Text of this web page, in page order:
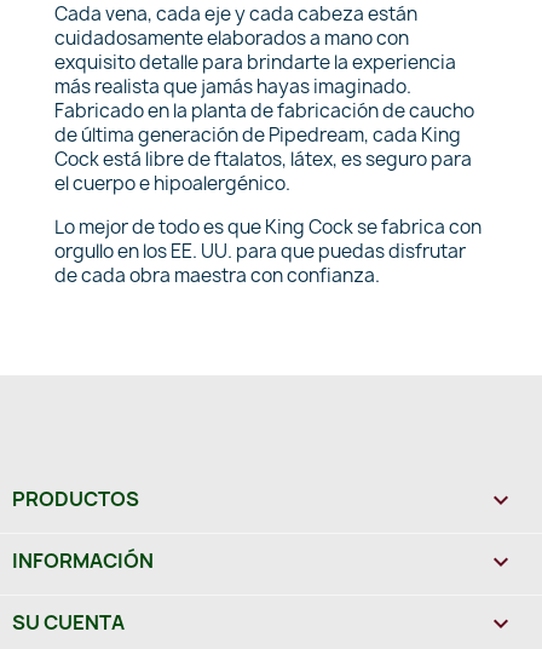
Cada vena, cada eje y cada cabeza están
cuidadosamente elaborados a mano con
exquisito detalle para brindarte la experiencia
más realista que jamás hayas imaginado.
Fabricado en la planta de fabricación de caucho
de última generación de Pipedream, cada King
Cock está libre de ftalatos, látex, es seguro para
el cuerpo e hipoalergénico.
Lo mejor de todo es que King Cock se fabrica con
orgullo en los EE. UU. para que puedas disfrutar
de cada obra maestra con confianza.
PRODUCTOS 
INFORMACIÓN 
SU CUENTA 